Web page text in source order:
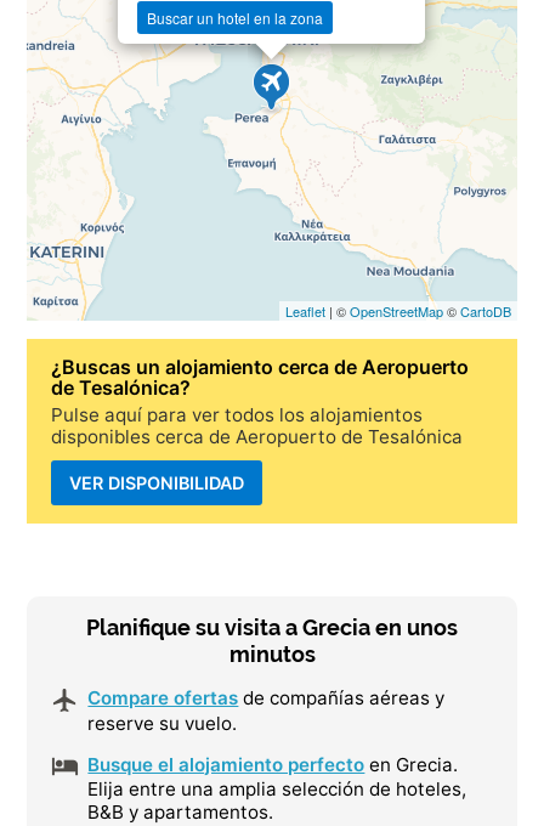
Buscar un hotel en la zona
Leaflet| ©OpenStreetMap©CartoDB
¿Buscas unalojamiento cerca de Aeropuerto
de Tesalónica?
Pulse aquí para ver todos los alojamientos
disponibles cerca de Aeropuerto de Tesalónica
VER DISPONIBILIDAD
Planifique su visita a Grecia en unos
minutos
Compare ofertas de compañías aéreas y
reserve su vuelo.
Busque el alojamiento perfecto en Grecia.
Elija entre una amplia selección de hoteles,
B&B y apartamentos.